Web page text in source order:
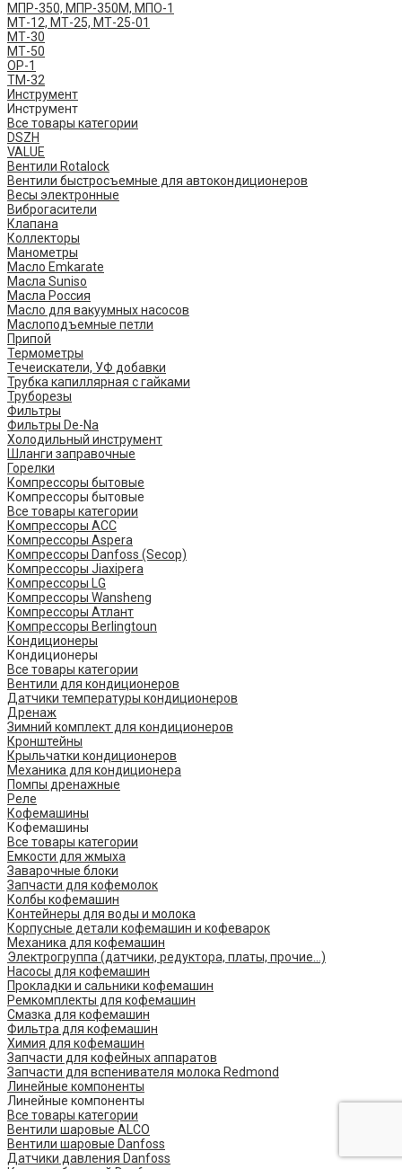
МПР-350, МПР-350М, МПО-1
МТ-12, МТ-25, МТ-25-01
МТ-30
МТ-50
ОР-1
ТМ-32
Инструмент
Инструмент
Все товары категории
DSZH
VALUE
Вентили Rotalock
Вентили быстросъемные для автокондиционеров
Весы электронные
Виброгасители
Клапана
Коллекторы
Манометры
Масло Emkarate
Масла Suniso
Масла Россия
Масло для вакуумных насосов
Маслоподъемные петли
Припой
Термометры
Течеискатели, УФ добавки
Трубка капиллярная с гайками
Труборезы
Фильтры
Фильтры De-Na
Холодильный инструмент
Шланги заправочные
Горелки
Компрессоры бытовые
Компрессоры бытовые
Все товары категории
Компрессоры ACC
Компрессоры Aspera
Компрессоры Danfoss (Secop)
Компрессоры Jiaxipera
Компрессоры LG
Компрессоры Wansheng
Компрессоры Атлант
Компрессоры Berlingtoun
Кондиционеры
Кондиционеры
Все товары категории
Вентили для кондиционеров
Датчики температуры кондиционеров
Дренаж
Зимний комплект для кондиционеров
Кронштейны
Крыльчатки кондиционеров
Механика для кондиционера
Помпы дренажные
Реле
Кофемашины
Кофемашины
Все товары категории
Емкости для жмыха
Заварочные блоки
Запчасти для кофемолок
Колбы кофемашин
Контейнеры для воды и молока
Корпусные детали кофемашин и кофеварок
Механика для кофемашин
Электрогруппа (датчики, редуктора, платы, прочие...)
Насосы для кофемашин
Прокладки и сальники кофемашин
Ремкомплекты для кофемашин
Смазка для кофемашин
Фильтра для кофемашин
Химия для кофемашин
Запчасти для кофейных аппаратов
Запчасти для вспенивателя молока Redmond
Линейные компоненты
Линейные компоненты
Все товары категории
Вентили шаровые ALCO
Вентили шаровые Danfoss
Датчики давления Danfoss